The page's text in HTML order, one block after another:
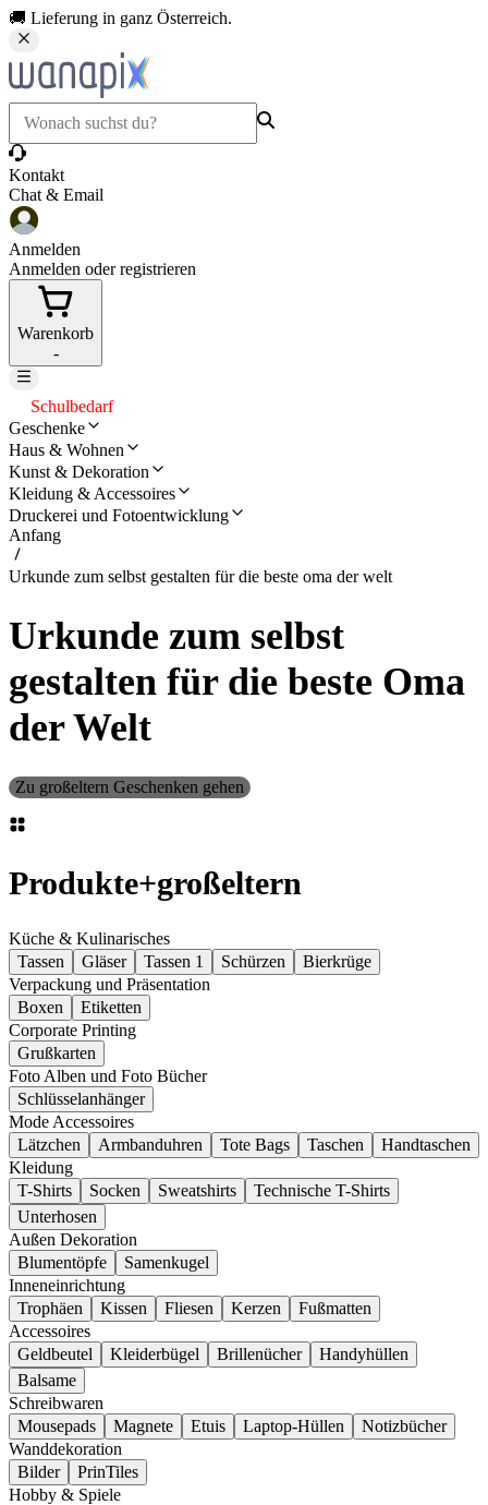
🚚 Lieferung in ganz Österreich.
Kontakt
Chat & Email
Anmelden
Anmelden oder registrieren
Warenkorb
-
Schulbedarf
Geschenke
Haus & Wohnen
Kunst & Dekoration
Kleidung & Accessoires
Druckerei und Fotoentwicklung
Anfang
Urkunde zum selbst gestalten für die beste oma der welt
Urkunde zum selbst
gestalten für die beste Oma
der Welt
Zu großeltern Geschenken gehen
Produkte+großeltern
Küche & Kulinarisches
Tassen
Gläser Tassen 1 Schürzen
Bierkrüge
Verpackung und Präsentation
Boxen
Etiketten
Corporate Printing
Grußkarten
Foto Alben und Foto Bücher
Schlüsselanhänger
Mode Accessoires
Lätzchen
Armbanduhren Tote Bags Taschen
Handtaschen
Kleidung
T-Shirts
Socken Sweatshirts
Technische T-Shirts
Unterhosen
Außen Dekoration
Blumentöpfe
Samenkugel
Inneneinrichtung
Trophäen
Kissen Fliesen Kerzen
Fußmatten
Accessoires
Geldbeutel
Kleiderbügel Brillenücher
Handyhüllen
Balsame
Schreibwaren
Mousepads
Magnete Etuis Laptop-Hüllen
Notizbücher
Wanddekoration
Bilder
PrinTiles
Hobby & Spiele